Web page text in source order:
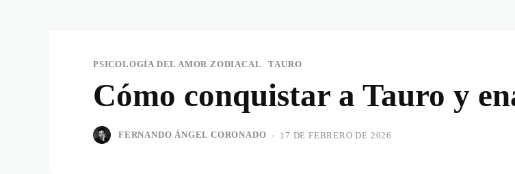
PSICOLOGÍA DEL AMOR ZODIACAL TAURO
Cómo conquistar a Tauro y
FERNANDO ÁNGEL CORONADO - 17 DE FEBRERO DE 2026